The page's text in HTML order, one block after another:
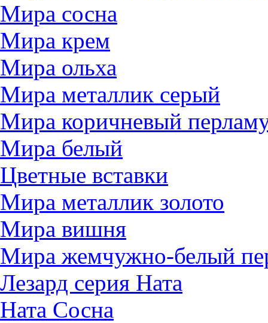
Мира сосна
Мира крем
Мира ольха
Мира металлик серый
Мира коричневый
Мира белый
Цветные вставки
Мира металлик золото
Мира вишня
Мира жемчужно-белый
Лезард серия Ната
Ната Сосна